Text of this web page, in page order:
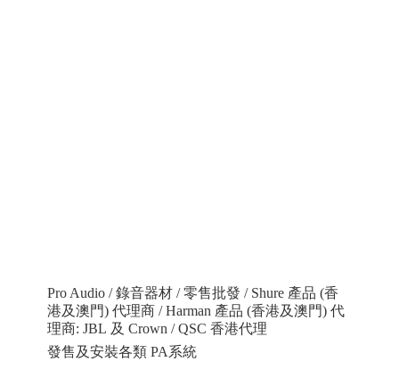
Pro Audio / 錄音器材 / 零售批發 / Shure 產品 (香
港及澳門) 代理商 / Harman 產品 (香港及澳門) 代
理商: JBL 及 Crown / QSC 香港代理
發售及安裝各類 PA系統